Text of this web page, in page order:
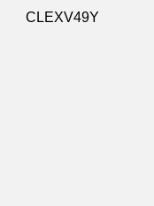
CLEXV49Y